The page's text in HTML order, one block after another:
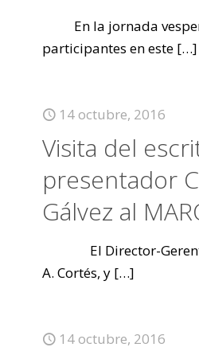
En la jornada
participantes en este […]
14 octubre, 2016
Visita del
presentador
Gálvez al
El Director-Gerente
A. Cortés, y […]
14 octubre, 2016